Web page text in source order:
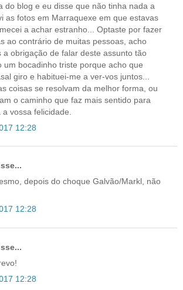
do blog e eu disse que não tinha nada a
as fotos em Marraquexe em que estavas
a achar estranho... Optaste por fazer
ao contrário de muitas pessoas, acho
a obrigação de falar deste assunto tão
um bocadinho triste porque acho que
giro e habituei-me a ver-vos juntos...
coisas se resolvam da melhor forma, ou
o caminho que faz mais sentido para
vossa felicidade.
12:28
depois do choque Galvão/Markl, não
12:28
12:28